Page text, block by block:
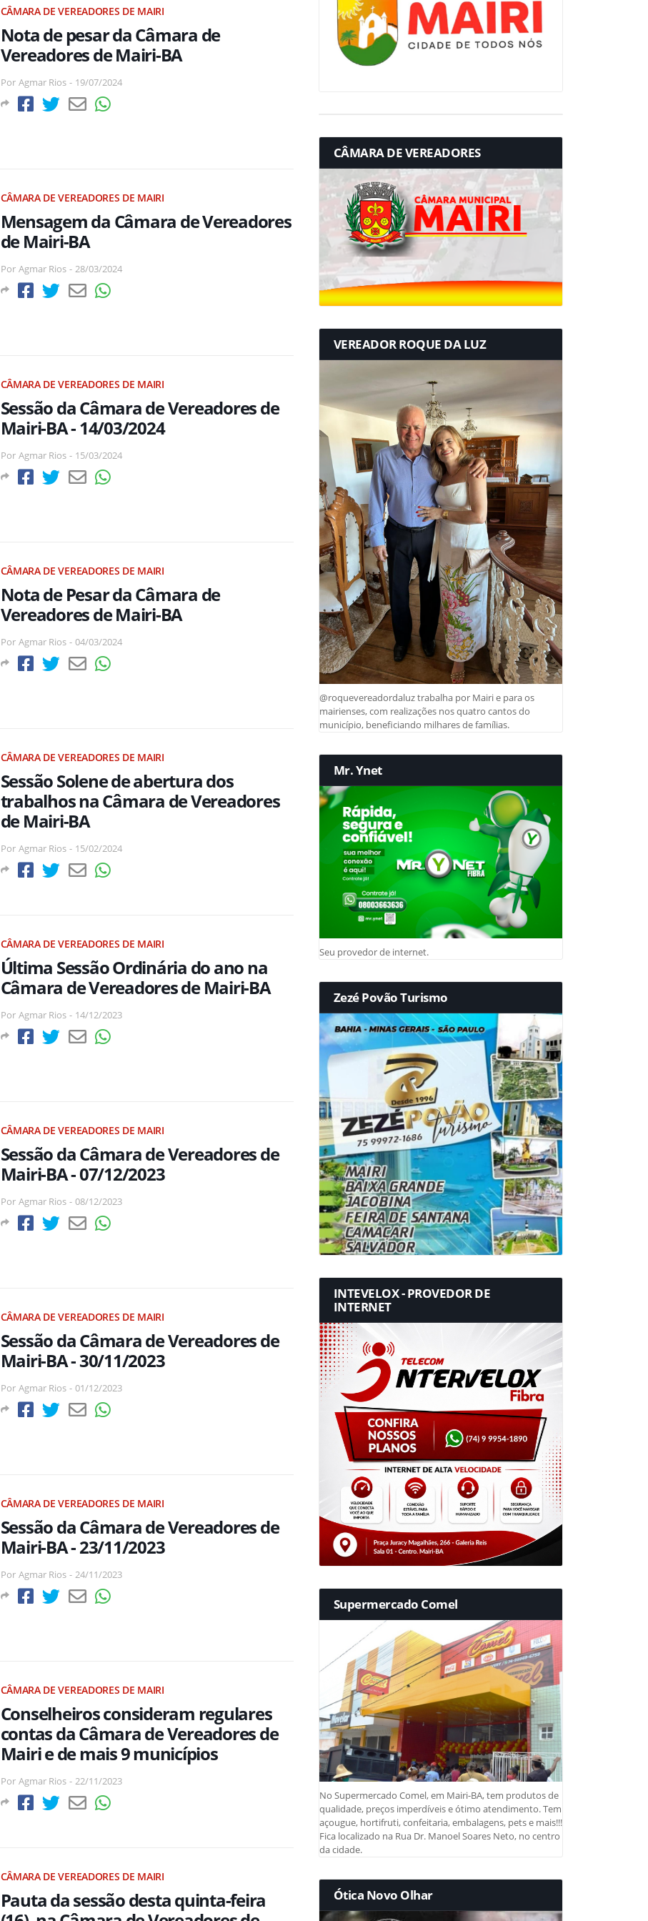
CÂMARA DE VEREADORES DE MAIRI
Nota de pesar da Câmara de
Vereadores de Mairi-BA
Por Agmar Rios - 19/07/2024
CÂMARA DE VEREADORES DE MAIRI
Mensagem da Câmara de Vereadores
de Mairi-BA
Por Agmar Rios - 28/03/2024
CÂMARA DE VEREADORES DE MAIRI
Sessão da Câmara de Vereadores de
Mairi-BA - 14/03/2024
Por Agmar Rios - 15/03/2024
CÂMARA DE VEREADORES DE MAIRI
Nota de Pesar da Câmara de
Vereadores de Mairi-BA
Por Agmar Rios - 04/03/2024
CÂMARA DE VEREADORES DE MAIRI
Sessão Solene de abertura dos
trabalhos na Câmara de Vereadores
de Mairi-BA
Por Agmar Rios - 15/02/2024
CÂMARA DE VEREADORES DE MAIRI
Última Sessão Ordinária do ano na
Câmara de Vereadores de Mairi-BA
Por Agmar Rios - 14/12/2023
CÂMARA DE VEREADORES DE MAIRI
Sessão da Câmara de Vereadores de
Mairi-BA - 07/12/2023
Por Agmar Rios - 08/12/2023
CÂMARA DE VEREADORES DE MAIRI
Sessão da Câmara de Vereadores de
Mairi-BA - 30/11/2023
Por Agmar Rios - 01/12/2023
CÂMARA DE VEREADORES DE MAIRI
Sessão da Câmara de Vereadores de
Mairi-BA - 23/11/2023
Por Agmar Rios - 24/11/2023
CÂMARA DE VEREADORES DE MAIRI
Conselheiros consideram regulares
contas da Câmara de Vereadores de
Mairi e de mais 9 municípios
Por Agmar Rios - 22/11/2023
CÂMARA DE VEREADORES DE MAIRI
Pauta da sessão desta quinta-feira
CÂMARA DE VEREADORES
VEREADOR ROQUE DA LUZ
@roquevereadordaluz trabalha por Mairi e para os
mairienses, com realizações nos quatro cantos do
município, beneficiando milhares de famílias.
Mr. Ynet
Seu provedor de internet.
Zezé Povão Turismo
INTEVELOX - PROVEDOR DE
INTERNET
Supermercado Comel
No Supermercado Comel, em Mairi-BA, tem produtos de
qualidade, preços imperdíveis e ótimo atendimento. Tem
açougue, hortifruti, confeitaria, embalagens, pets e mais!!!
Fica localizado na Rua Dr. Manoel Soares Neto, no centro
da cidade.
Ótica Novo Olhar